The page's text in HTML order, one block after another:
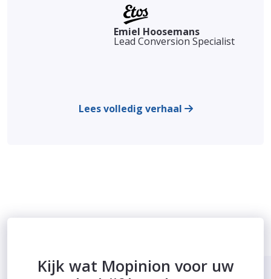
Emiel Hoosemans
Lead Conversion Specialist
Lees volledig verhaal
Kijk wat Mopinion voor uw